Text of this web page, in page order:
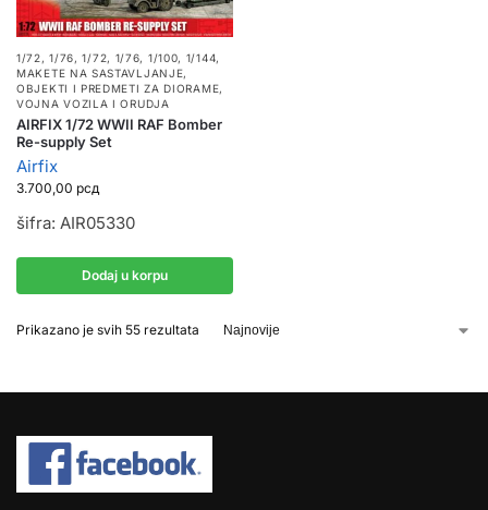
1/72, 1/76,1/72, 1/76, 1/100, 1/144,
MAKETE NA SASTAVLJANJE,
OBJEKTI I PREDMETI ZA DIORAME,
VOJNA VOZILA I ORUDJA
AIRFIX 1/72 WWII RAF Bomber
Re-supply Set
Airfix
3.700,00 рсд
šifra: AIR05330
Dodaj u korpu
Prikazano je svih 55 rezultata